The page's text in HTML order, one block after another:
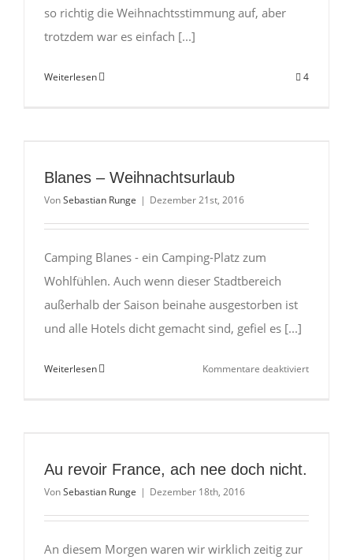
so richtig die Weihnachtsstimmung auf, aber
trotzdem war es einfach [...]
Weiterlesen 4
Blanes – Weihnachtsurlaub
VonSebastian Runge | Dezember 21st, 2016
Camping Blanes - ein Camping-Platz zum
Wohlfühlen. Auch wenn dieser Stadtbereich
außerhalb der Saison beinahe ausgestorben ist
und alle Hotels dicht gemacht sind, gefiel es [...]
Weiterlesen Kommentare deaktiviertfür
Au revoir France, ach nee doch nicht.
VonSebastian Runge | Dezember 18th, 2016
An diesem Morgen waren wir wirklich zeitig zur